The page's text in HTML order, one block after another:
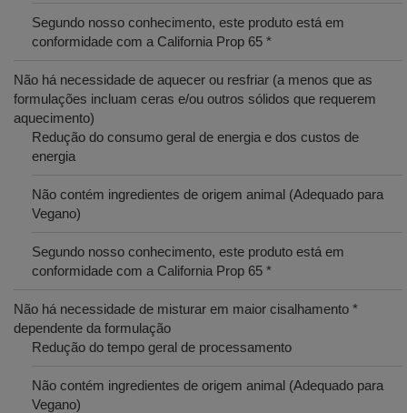
Segundo nosso conhecimento, este produto está em
conformidade com a California Prop 65 *
Não há necessidade de aquecer ou resfriar (a menos que as
formulações incluam ceras e/ou outros sólidos que requerem
aquecimento)
Redução do consumo geral de energia e dos custos de
energia
Não contém ingredientes de origem animal (Adequado para
Vegano)
Segundo nosso conhecimento, este produto está em
conformidade com a California Prop 65 *
Não há necessidade de misturar em maior cisalhamento *
dependente da formulação
Redução do tempo geral de processamento
Não contém ingredientes de origem animal (Adequado para
Vegano)